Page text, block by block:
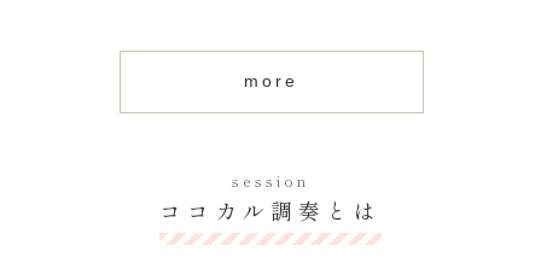
more
session
ココカル調奏とは